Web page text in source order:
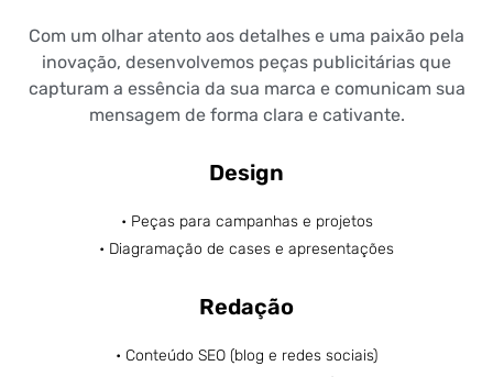
Com um olhar atento aos detalhes e uma paixão pela
inovação, desenvolvemos peças publicitárias que
capturam a essência da sua marca e comunicam sua
mensagem de forma clara e cativante.
Design
• Peças para campanhas e projetos
• Diagramação de cases e apresentações
Redação
• Conteúdo SEO (blog e redes sociais)